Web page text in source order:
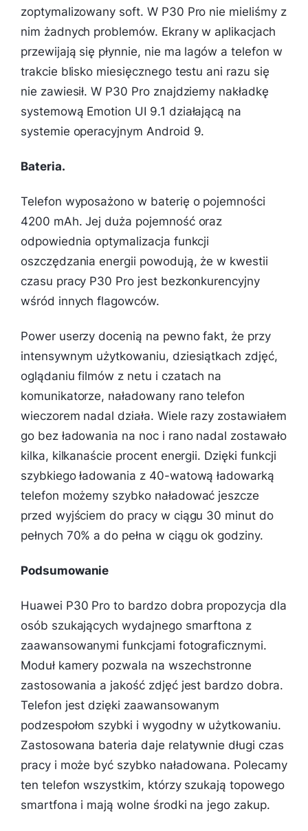
zoptymalizowany soft. W P30 Pro nie mieliśmy z
nim żadnych problemów. Ekrany w aplikacjach
przewijają się płynnie, nie ma lagów a telefon w
trakcie blisko miesięcznego testu ani razu się
nie zawiesił. W P30 Pro znajdziemy nakładkę
systemową Emotion UI 9.1 działającą na
systemie operacyjnym Android 9.
Bateria.
Telefon wyposażono w baterię o pojemności
4200 mAh. Jej duża pojemność oraz
odpowiednia optymalizacja funkcji
oszczędzania energii powodują, że w kwestii
czasu pracy P30 Pro jest bezkonkurencyjny
wśród innych flagowców.
Power userzy docenią na pewno fakt, że przy
intensywnym użytkowaniu, dziesiątkach zdjęć,
oglądaniu filmów z netu i czatach na
komunikatorze, naładowany rano telefon
wieczorem nadal działa. Wiele razy zostawiałem
go bez ładowania na noc i rano nadal zostawało
kilka, kilkanaście procent energii. Dzięki funkcji
szybkiego ładowania z 40-watową ładowarką
telefon możemy szybko naładować jeszcze
przed wyjściem do pracy w ciągu 30 minut do
pełnych 70% a do pełna w ciągu ok godziny.
Podsumowanie
Huawei P30 Pro to bardzo dobra propozycja dla
osób szukających wydajnego smarftona z
zaawansowanymi funkcjami fotograficznymi.
Moduł kamery pozwala na wszechstronne
zastosowania a jakość zdjęć jest bardzo dobra.
Telefon jest dzięki zaawansowanym
podzespołom szybki i wygodny w użytkowaniu.
Zastosowana bateria daje relatywnie długi czas
pracy i może być szybko naładowana. Polecamy
ten telefon wszystkim, którzy szukają topowego
smartfona i mają wolne środki na jego zakup.